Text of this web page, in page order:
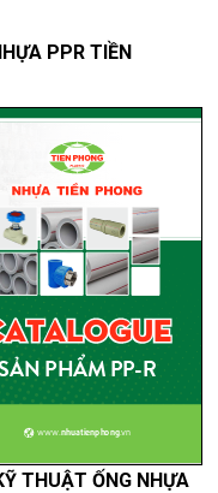
PPR TIỀN
THUẬT ỐNG NHỰA